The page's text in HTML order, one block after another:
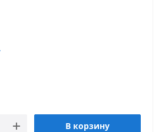
В корзину